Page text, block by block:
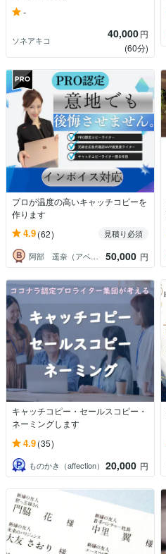
-
ソネアキコ 40,000円
(60分)
プロが温度の高いキャッチコピーを
作ります
4.9(62)
見積り必須
阿部 遥奈（アベハルナ）
50,000 円
キャッチコピー・セールスコピー・
ネーミングします
4.9(35)
ものかき（affection） 20,000 円